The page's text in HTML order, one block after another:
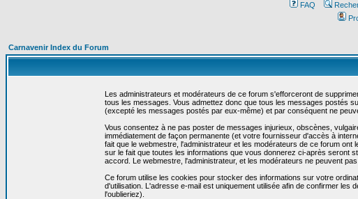
FAQ
Carnavenir Index du Forum
Les administrateurs et modérateurs de ce forum s'efforceront de
tous les messages. Vous admettez donc que tous les messages postés
(excepté les messages postés par eux-même) et par conséquent ne
Vous consentez à ne pas poster de messages injurieux, obscènes,
immédiatement de façon permanente (et votre fournisseur d'accès à
fait que le webmestre, l'administrateur et les modérateurs de ce forum
sur le fait que toutes les informations que vous donnerez ci-après seront
accord. Le webmestre, l'administrateur, et les modérateurs ne peuvent
Ce forum utilise les cookies pour stocker des informations sur votre
d'utilisation. L'adresse e-mail est uniquement utilisée afin de confirmer
l'oublieriez).